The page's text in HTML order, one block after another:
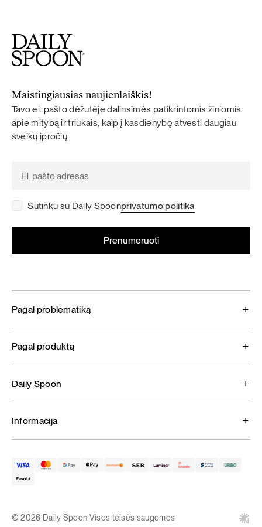
Maistingiausias naujienlaiškis!
Tavo el. pašto dėžutėje dalinsimės patikrintomis žiniomis
apie mitybą ir triukais, kaip į kasdienybę atvesti daugiau
sveikų įpročių.
Sutinku su Daily Spoonprivatumo politika
Pagal problematiką
Pagal produktą
Daily Spoon
Informacija
© 2026 Daily Spoon Visos teisės saugomos